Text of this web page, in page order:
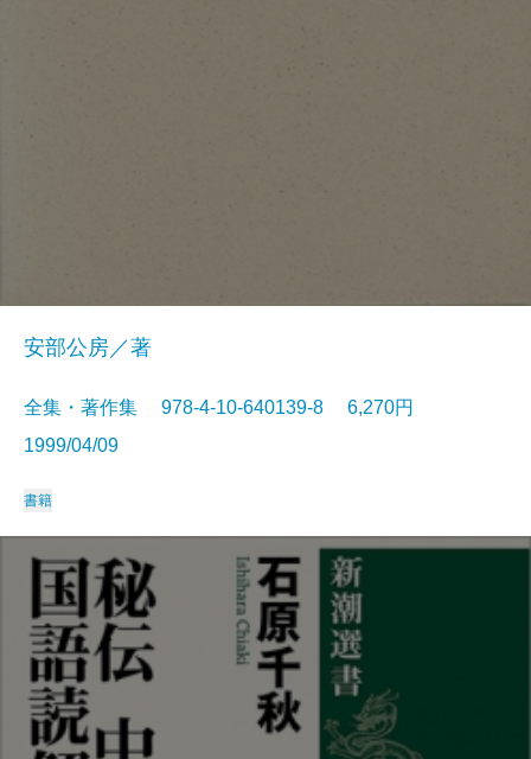
安部公房／著
全集・著作集 978-4-10-640139-8 6,270円
1999/04/09
書籍